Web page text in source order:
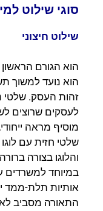
סוגי שילוט
שילוט חיצוני
הוא הגורם
הוא נועד למשוך
זהות העסק. שלטי
לעסקים שרוצים
מוסיף מראה
שלטי חזית עם
והלוגו בצורה
במיוחד למשרדים
אותיות תלת-ממד
התאורה מסביב